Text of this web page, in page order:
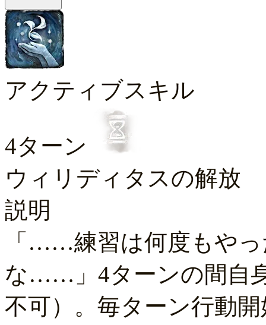
アクティブスキル
4ターン
ウィリディタスの解放
説明
「……練習は何度もや
な……」4ターンの間自
不可）。毎ターン行動